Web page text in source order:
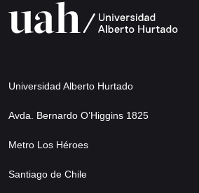
Universidad Alberto Hurtado
Avda. Bernardo O’Higgins 1825
Metro Los Héroes
Santiago de Chile